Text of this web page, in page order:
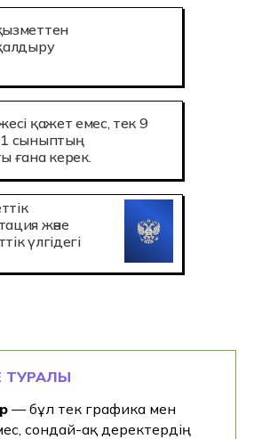
және
үлгідегі
қажет емес, тек 9
сыныптың
ғана керек.
ТУРАЛЫ
— бұл тек графика мен
сондай-ақ деректердің